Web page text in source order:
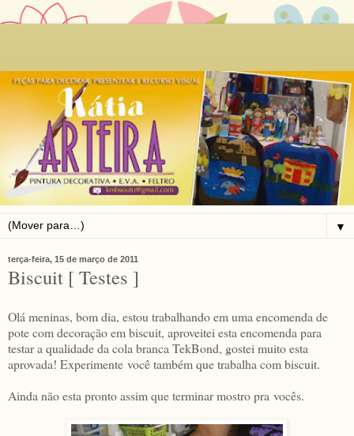
▼
terça-feira, 15 de março de 2011
Biscuit [ Testes ]
Olá meninas, bom dia, estou trabalhando em uma encomenda de
pote com decoração em biscuit, aproveitei esta encomenda para
testar a qualidade da cola branca TekBond, gostei muito esta
aprovada! Experimente você também que trabalha com biscuit.
Ainda não esta pronto assim que terminar mostro pra vocês.